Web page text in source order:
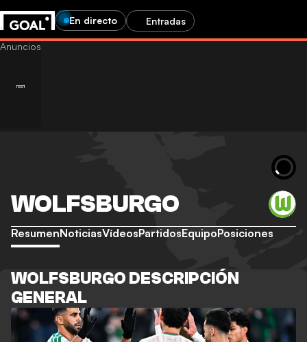
En directo Entradas
WOLFSBURGO
ResumenNoticiasVídeosPartidosEquipoPosiciones
WOLFSBURGO DESCRIPCIÓN
GENERAL